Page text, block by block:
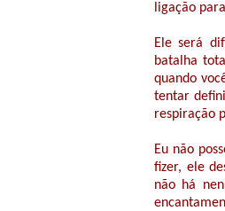
ligação
Ele será
batalha
quando
tentar
respiração
Eu não
fizer, ele
não há